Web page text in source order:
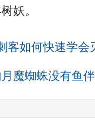
妖。
客如何快速学会
魔蜘蛛没有鱼